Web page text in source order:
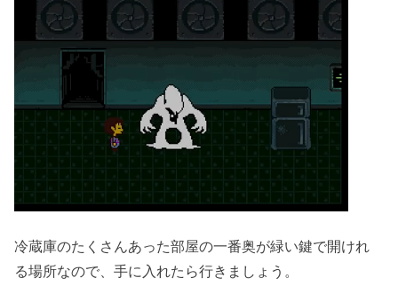
冷蔵庫のたくさんあった部屋の一番奥が緑い鍵で開けれ
る場所なので、手に入れたら行きましょう。